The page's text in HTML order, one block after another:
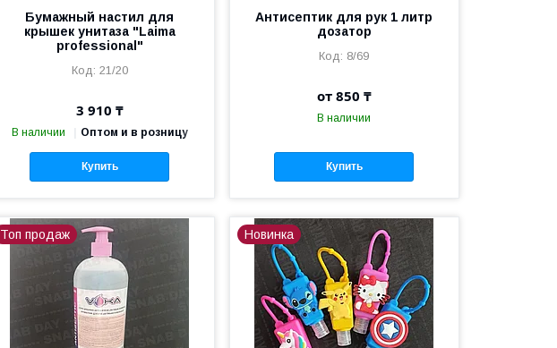
Бумажный настил для
крышек унитаза "Laima
professional"
21/20
3 910 ₸
В наличии Оптом и в розницу
Купить
Антисептик для рук 1 литр
дозатор
8/69
от 850 ₸
В наличии
Купить
Топ продаж Новинка